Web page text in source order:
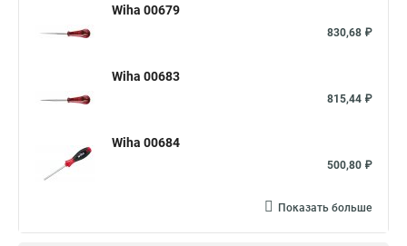
Wiha 00679
830,68 ₽
Wiha 00683
815,44 ₽
Wiha 00684
500,80 ₽
Показать больше